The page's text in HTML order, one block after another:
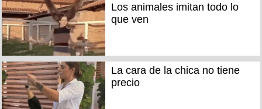
Los animales imitan todo lo
que ven
La cara de la chica no tiene
precio